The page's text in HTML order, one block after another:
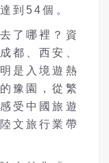
到54個。
了哪裡？資
都、西安、
是入境遊熱
豫園，從繁
受中國旅遊
文旅行業帶